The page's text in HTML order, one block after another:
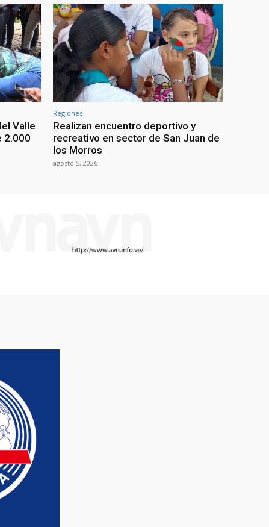
Valle
2.000
Regiones
Realizan encuentro deportivo y
recreativo en sector de San Juan de
los Morros
agosto 5, 2026